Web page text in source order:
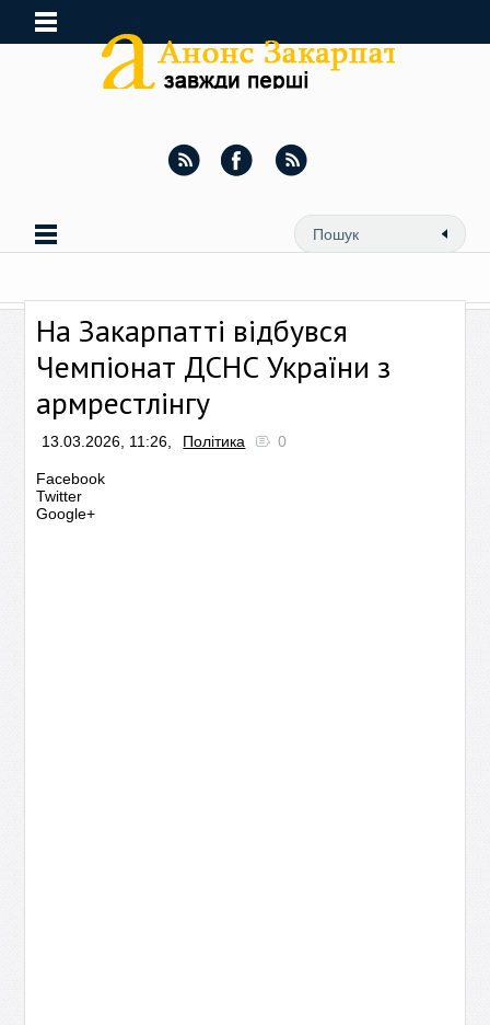
На Закарпатті відбувся
Чемпіонат ДСНС України з
армрестлінгу
13.03.2026, 11:26, Політика 0
Facebook
Twitter
Google+